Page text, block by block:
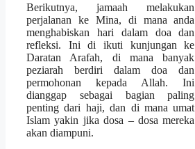
Berikutnya, jamaah melakukan
perjalanan ke Mina, di mana anda
menghabiskan hari dalam doa dan
refleksi. Ini di ikuti kunjungan ke
Daratan Arafah, di mana banyak
peziarah berdiri dalam doa dan
permohonan kepada Allah. Ini
dianggap sebagai bagian paling
penting dari haji, dan di mana umat
Islam yakin jika dosa – dosa mereka
akan diampuni.